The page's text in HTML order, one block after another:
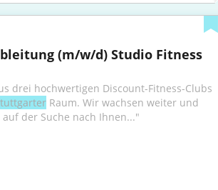
(m/w/d) Studio Fitness
drei hochwertigen Discount-Fitness-Clubs
Raum. Wir wachsen weiter und
auf der Suche nach Ihnen..."